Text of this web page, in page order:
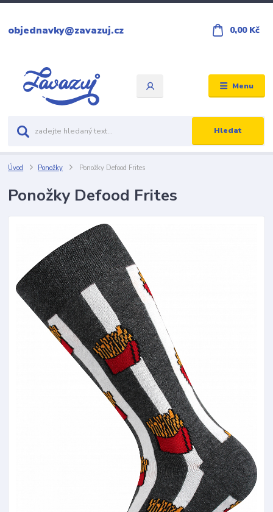
Menu
Hledat
objednavky@zavazuj.cz 0,00 Kč
Úvod Ponožky Ponožky Defood Frites
Ponožky Defood Frites